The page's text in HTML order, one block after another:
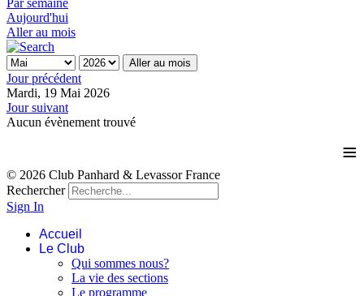
Aujourd'hui
Aller au mois
Aller au mois
Jour précédent
Mardi, 19 Mai 2026
Jour suivant
Aucun évènement trouvé
≡
© 2026 Club Panhard & Levassor France
Rechercher
Sign In
Accueil
Le Club
Qui sommes nous?
La vie des sections
Le programme